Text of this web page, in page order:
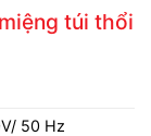
túi thổi
50 Hz